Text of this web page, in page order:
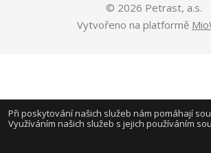
© 2026 Petrast, a.s.
Vytvořeno na platformě
Při poskytování našich služeb nám pomáhají
Využíváním našich služeb s jejich používáním